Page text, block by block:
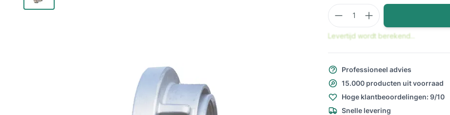
Aantal
Levertijd wordt berekend...
Professioneel advies
15.000 producten uit voorraad
Hoge klantbeoordelingen: 9/10
Snelle levering